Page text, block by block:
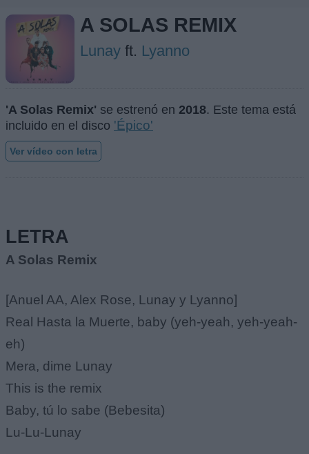
A SOLAS REMIX
Lunay ft. Lyanno
'A Solas Remix' se estrenó en 2018. Este tema está
incluido en el disco 'Épico'
Ver vídeo con letra
LETRA
A Solas Remix
[Anuel AA, Alex Rose, Lunay y Lyanno]
Real Hasta la Muerte, baby (yeh-yeah, yeh-yeah-
eh)
Mera, dime Lunay
This is the remix
Baby, tú lo sabe (Bebesita)
Lu-Lu-Lunay